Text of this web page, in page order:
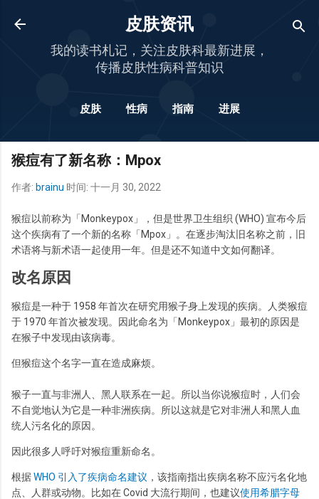
跳至主要内容
皮肤资讯
我的读书札记，关注皮肤科最新进展，
传播皮肤性病科普知识
皮肤 性病 指南 进展
猴痘有了新名称：Mpox
作者: brainu 时间: 十一月 30, 2022
猴痘以前称为「Monkeypox」，但是世界卫生组织 (WHO) 宣布今后
这个疾病有了一个新的名称「Mpox」。在逐步淘汰旧名称之前，旧
术语将与新术语一起使用一年。但是还不知道中文如何翻译。
改名原因
猴痘是一种于 1958 年首次在研究用猴子身上发现的疾病。人类猴痘
于 1970 年首次被发现。因此命名为「Monkeypox」最初的原因是
在猴子中发现由该病毒。
但猴痘这个名字一直在造成麻烦。
猴子一直与非洲人、黑人联系在一起。所以当你说猴痘时，人们会
不自觉地认为它是一种非洲疾病。所以这就是它对非洲人和黑人血
统人污名化的原因。
因此很多人呼吁对猴痘重新命名。
根据WHO 引入了疾病命名建议 ，该指南指出疾病名称不应污名化地
点、人群或动物。比如在 Covid 大流行期间，也建议使用希腊字母